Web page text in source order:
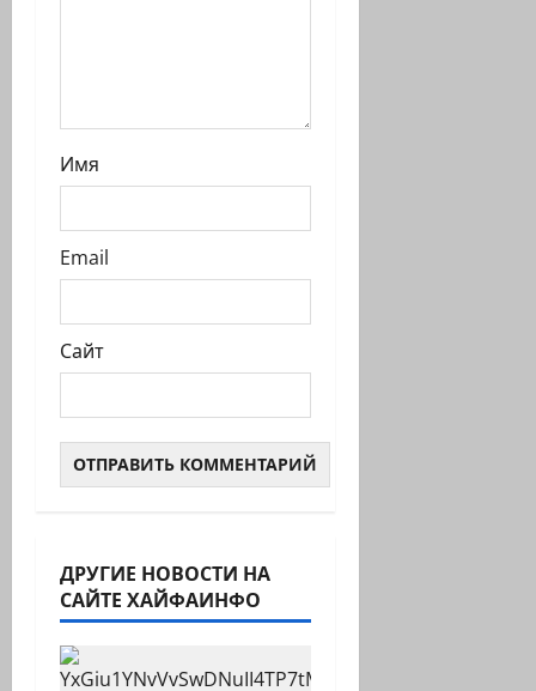
Имя
Email
Сайт
ДРУГИЕ НОВОСТИ НА
САЙТЕ ХАЙФАИНФО